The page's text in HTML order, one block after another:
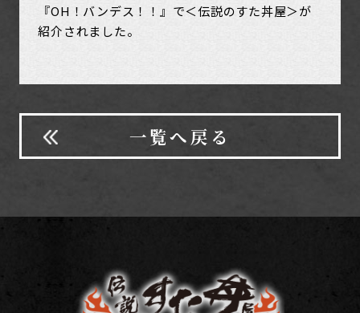
『OH！バンデス！！』で＜伝説のすた丼屋＞が
紹介されました。
一覧へ戻る